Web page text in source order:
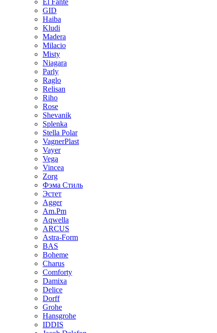
El Fante
GID
Haiba
Kludi
Madera
Milacio
Misty
Niagara
Parly
Raglo
Relisan
Riho
Rose
Shevanik
Splenka
Stella Polar
VagnerPlast
Vayer
Vega
Vincea
Zorg
Фэма Стиль
Эстет
Agger
Am.Pm
Aqwella
ARCUS
Astra-Form
BAS
Boheme
Charus
Comforty
Damixa
Delice
Dorff
Grohe
Hansgrohe
IDDIS